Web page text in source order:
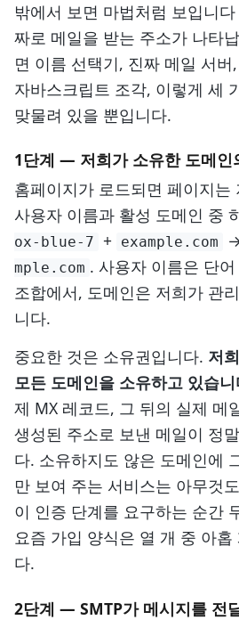
밖에서 보면 마법처럼 보입니
짜로 메일을 받는 주소가 나타
면 이름 선택기, 진짜 메일 서
자바스크립트 조각, 이렇게 세
맞물려 있을 뿐입니다.
1단계 — 저희가 소유한 도메인
홈페이지가 로드되면 페이지는
사용자 이름과 활성 도메인 중
ox-blue-7 + example.com
mple.com . 사용자 이름은 단
조합에서, 도메인은 저희가 관
니다.
중요한 것은 소유권입니다. 저
모든 도메인을 소유하고 있습
제 MX 레코드, 그 뒤의 실제 메
생성된 주소로 보낸 메일이 정
다. 소유하지도 않은 도메인에
만 보여 주는 서비스는 아무것
이 인증 단계를 요구하는 순간
요즘 가입 양식은 열 개 중 아홉
다.
2단계 — SMTP가 메시지를 전